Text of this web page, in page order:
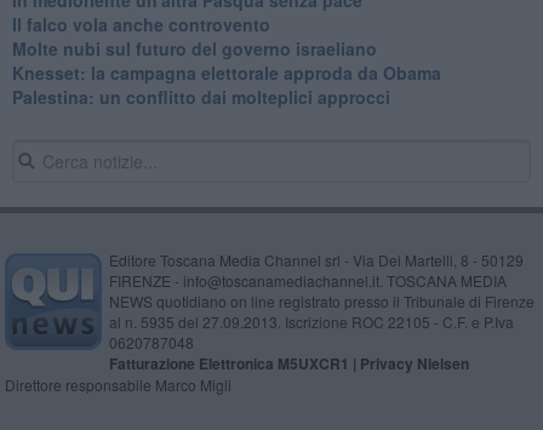
​Il falco vola anche controvento
Molte nubi sul futuro del governo israeliano
Knesset: la campagna elettorale approda da Obama
Palestina: un conflitto dai molteplici approcci
Editore Toscana Media Channel srl - Via Dei Martelli, 8 - 50129
FIRENZE - info@toscanamediachannel.it. TOSCANA MEDIA
NEWS quotidiano on line registrato presso il Tribunale di Firenze
al n. 5935 del 27.09.2013. Iscrizione ROC 22105 - C.F. e P.Iva
0620787048
Fatturazione Elettronica M5UXCR1 | Privacy Nielsen
Direttore responsabile Marco Migli